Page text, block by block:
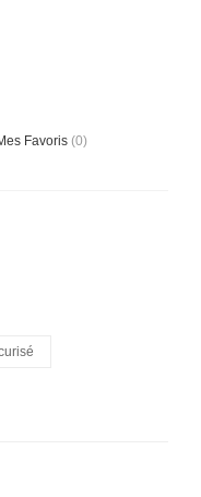
Favoris (0)